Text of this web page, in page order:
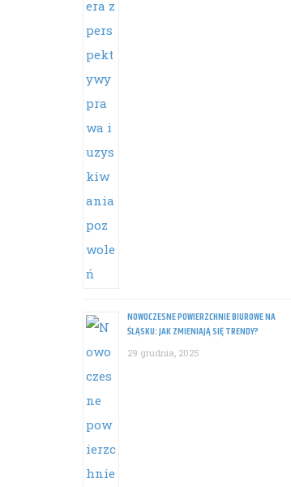
NOWOCZESNE POWIERZCHNIE BIUROWE NA
ŚLĄSKU: JAK ZMIENIAJĄ SIĘ TRENDY?
29 grudnia, 2025